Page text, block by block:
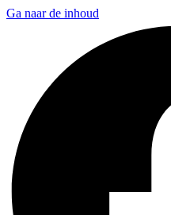
Ga naar de inhoud